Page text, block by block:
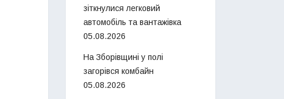
зіткнулися легковий
автомобіль та вантажівка
05.08.2026
На Зборівщині у полі
загорівся комбайн
05.08.2026